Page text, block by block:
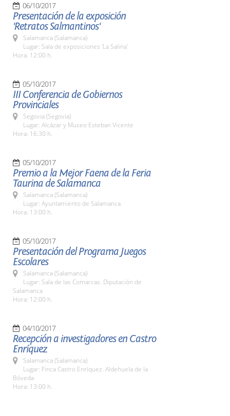
06/10/2017
Presentación de la exposición
'Retratos Salmantinos'
Salamanca (Salamanca)
Lugar: Sala de exposiciones 'La Salina'
Hora: 12:00 h.
05/10/2017
III Conferencia de Gobiernos
Provinciales
Segovia (Segovia)
Lugar: Alcázar y Museo Esteban Vicente
Hora: 16:30 h.
05/10/2017
Premio a la Mejor Faena de la Feria
Taurina de Salamanca
Salamanca (Salamanca)
Lugar: Ayuntamiento de Salamanca
Hora: 13:00 h.
05/10/2017
Presentación del Programa Juegos
Escolares
Salamanca (Salamanca)
Lugar: Sala de las Comarcas. Diputación de
Salamanca
Hora: 12:00 h.
04/10/2017
Recepción a investigadores en Castro
Enríquez
Salamanca (Salamanca)
Lugar: Finca Castro Enríquez. Aldehuela de la
Bóveda
Hora: 13:00 h.